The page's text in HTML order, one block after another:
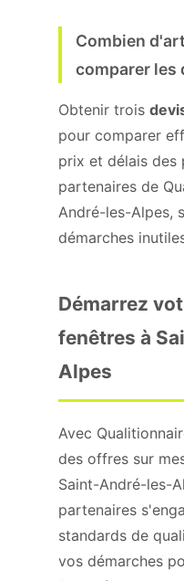
Combien
comparer les
Obtenir trois
pour comparer
prix et délais des
partenaires de
André-les-Alpes,
démarches
Démarrez
fenêtres à
Alpes
Avec
des offres sur
Saint-André-les-
partenaires
standards de
vos démarches